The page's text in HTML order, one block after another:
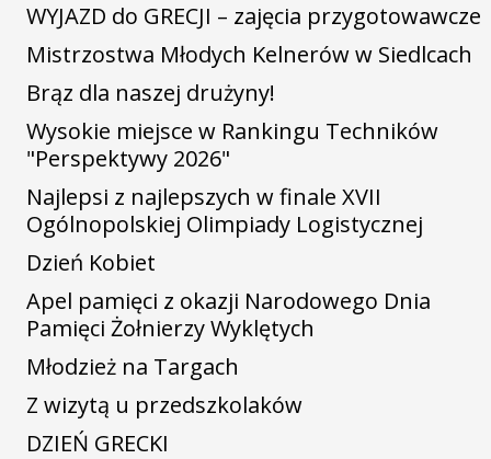
WYJAZD do GRECJI – zajęcia przygotowawcze
Mistrzostwa Młodych Kelnerów w Siedlcach
Brąz dla naszej drużyny!
Wysokie miejsce w Rankingu Techników
"Perspektywy 2026"
Najlepsi z najlepszych w finale XVII
Ogólnopolskiej Olimpiady Logistycznej
Dzień Kobiet
Apel pamięci z okazji Narodowego Dnia
Pamięci Żołnierzy Wyklętych
Młodzież na Targach
Z wizytą u przedszkolaków
DZIEŃ GRECKI